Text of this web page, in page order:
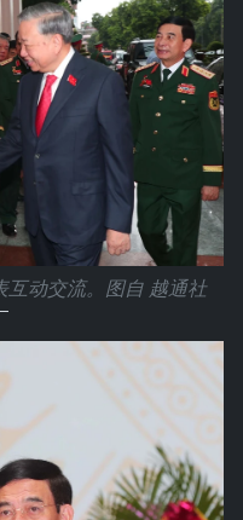
互动交流。图自 越通社